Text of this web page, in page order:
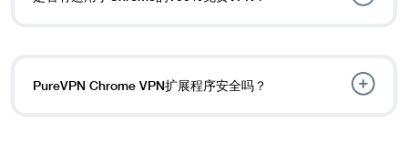
PureVPN Chrome VPN扩展程序安全吗？